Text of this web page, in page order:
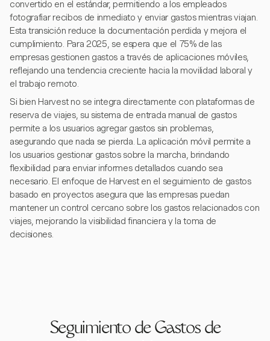
convertido en el estándar, permitiendo a los empleados
fotografiar recibos de inmediato y enviar gastos mientras viajan.
Esta transición reduce la documentación perdida y mejora el
cumplimiento. Para 2025, se espera que el 75% de las
empresas gestionen gastos a través de aplicaciones móviles,
reflejando una tendencia creciente hacia la movilidad laboral y
el trabajo remoto.
Si bien Harvest no se integra directamente con plataformas de
reserva de viajes, su sistema de entrada manual de gastos
permite a los usuarios agregar gastos sin problemas,
asegurando que nada se pierda. La aplicación móvil permite a
los usuarios gestionar gastos sobre la marcha, brindando
flexibilidad para enviar informes detallados cuando sea
necesario. El enfoque de Harvest en el seguimiento de gastos
basado en proyectos asegura que las empresas puedan
mantener un control cercano sobre los gastos relacionados con
viajes, mejorando la visibilidad financiera y la toma de
decisiones.
Seguimiento de Gastos de